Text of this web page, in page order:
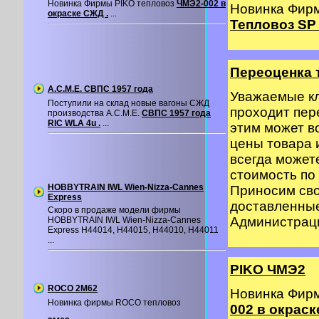
Новинка Фирмы PIKO тепловоз ЧМЭ2-002 в
окраске СЖД . ...
A.C.M.E. СВПС 1957 года
Поступили на склад новые вагоны СЖД
производства A.C.M.E. СВПС 1957 года
RIC WLA 4u . ...
HOBBYTRAIN IWL Wien-Nizza-Cannes
Express
Скоро в продаже модели фирмы
HOBBYTRAIN IWL Wien-Nizza-Cannes
Express H44014, H44015, H44010, H44011
...
ROCO 2M62
Новинка фирмы ROCO тепловоз
Новинка
Тепловоз
Переоценка
Уважаемые
проходит
этим может
цены товара
всегда
стоимость
Приносим
PIKO ЧМЭ2
Новинка
002 в